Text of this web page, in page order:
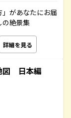
があなたにお届
の絶景集
詳細を見る
図 日本編